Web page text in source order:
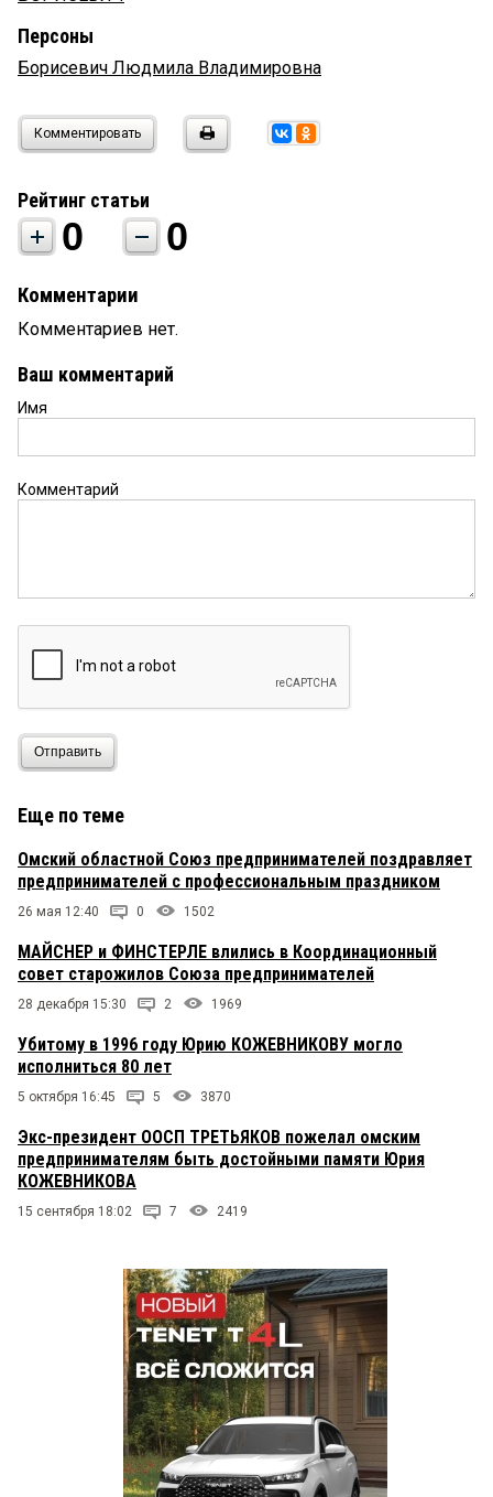
Персоны
Борисевич Людмила Владимировна
Комментировать
Рейтинг статьи
0 0
Комментарии
Комментариев нет.
Ваш комментарий
Имя
Комментарий
Отправить
Еще по теме
Омский областной Союз предпринимателей поздравляет
предпринимателей с профессиональным праздником
26 мая 12:40 0 1502
МАЙСНЕР и ФИНСТЕРЛЕ влились в Координационный
совет старожилов Союза предпринимателей
28 декабря 15:30 2 1969
Убитому в 1996 году Юрию КОЖЕВНИКОВУ могло
исполниться 80 лет
5 октября 16:45 5 3870
Экс-президент ООСП ТРЕТЬЯКОВ пожелал омским
предпринимателям быть достойными памяти Юрия
КОЖЕВНИКОВА
15 сентября 18:02 7 2419